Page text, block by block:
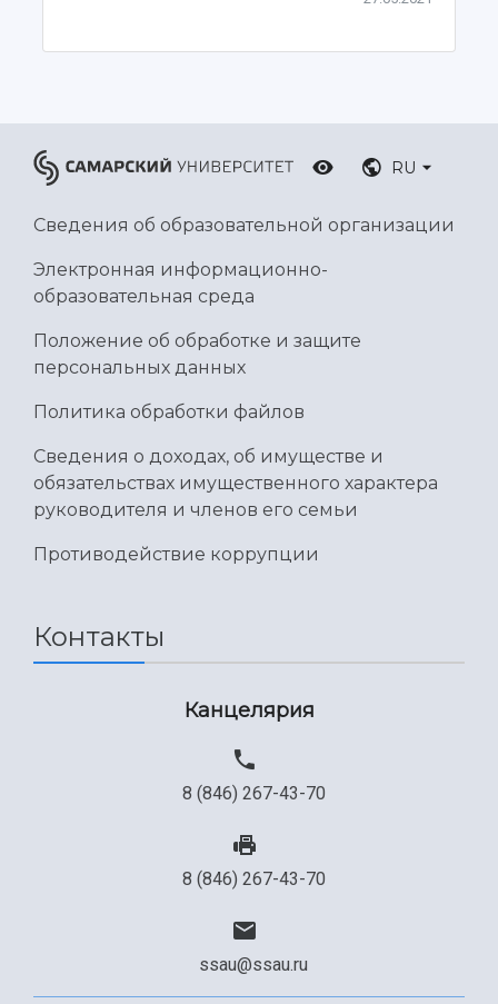
Международный межвузовский кампус
Официальные документы
RU
Сведения об образовательной организации
Электронная информационно-
образовательная среда
Положение об обработке и защите
персональных данных
Политика обработки файлов
Сведения о доходах, об имуществе и
обязательствах имущественного характера
руководителя и членов его семьи
Противодействие коррупции
Контакты
Канцелярия
8 (846) 267-43-70
8 (846) 267-43-70
ssau@ssau.ru